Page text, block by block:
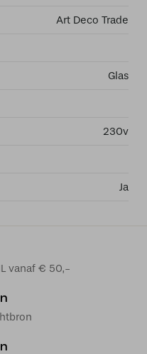
Art Deco Trade
Glas
230v
Ja
vanaf € 50,-